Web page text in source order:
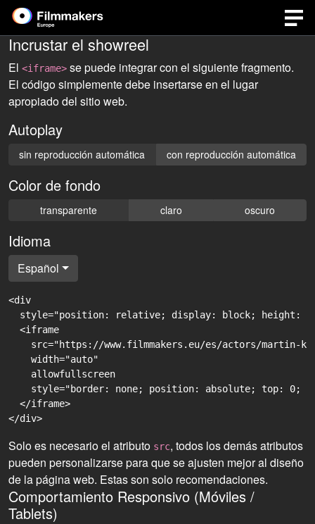
Incrustar el showreel
El <iframe> se puede integrar con el siguiente fragmento.
El código simplemente debe insertarse en el lugar
apropiado del sitio web.
Autoplay
sin reproducción automática con reproducción automática
Color de fondo
transparente claro oscuro
Idioma
Español
<div
style="position: relative; display: block; height:
  <iframe
src="https://www.filmmakers.eu/es/actors/martin-
    width="auto"
    allowfullscreen
style="border: none; position: absolute; top: 0;
  </iframe>
Solo es necesario el atributo src, todos los demás atributos
pueden personalizarse para que se ajusten mejor al diseño
de la página web. Estas son solo recomendaciones.
Comportamiento Responsivo (Móviles /
Tablets)